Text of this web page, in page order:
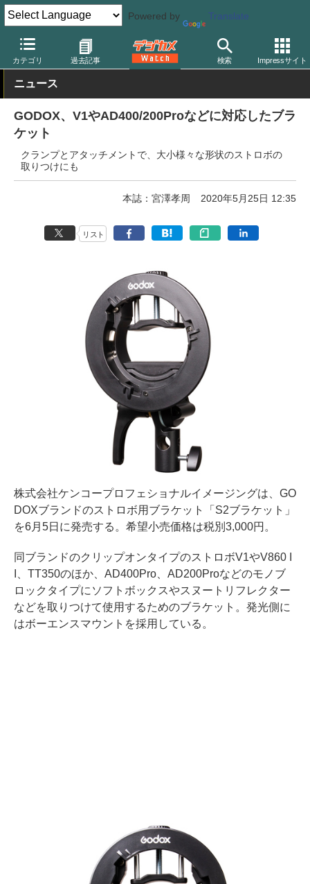
Powered by Translate
カテゴリ 過去記事 検索 Impressサイト
デジカメ Watch 撮影用品
ニュース
GODOX、V1やAD400/200Proなどに対応したブラ
ケット
クランプとアタッチメントで、大小様々な形状のストロボの
取りつけにも
本誌：宮澤孝周 2020年5月25日 12:35
リスト
株式会社ケンコープロフェショナルイメージングは、GO
DOXブランドのストロボ用ブラケット「S2ブラケット」
を6月5日に発売する。希望小売価格は税別3,000円。
同ブランドのクリップオンタイプのストロボV1やV860 I
I、TT350のほか、AD400Pro、AD200Proなどのモノブ
ロックタイプにソフトボックスやスヌートリフレクター
などを取りつけて使用するためのブラケット。発光側に
はボーエンスマウントを採用している。